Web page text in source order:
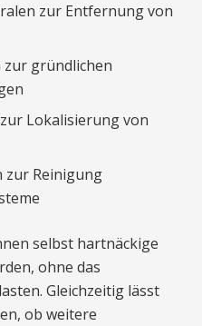
zur Entfernung von
gründlichen
Lokalisierung von
zur Reinigung
selbst hartnäckige
ohne das
Gleichzeitig lässt
ob weitere